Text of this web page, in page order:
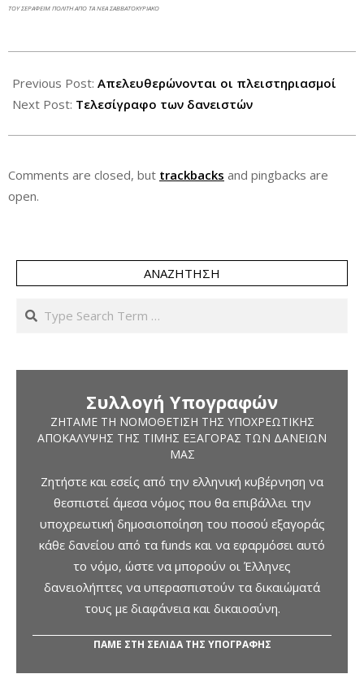
ΤΟΥ ΣΕΡΑΦΕΙΜ ΠΟΛΙΤΗ ΑΠΟ ΤΑ ΝΕΑ ΣΑΒΒΑΤΟΚΥΡΙΑΚΟ
11-
16
Previous Post: Απελευθερώνονται οι πλειστηριασμοί
Next Post: Τελεσίγραφο των δανειστών
Comments are closed, but trackbacks and pingbacks are
open.
ΑΝΑΖΉΤΗΣΗ
Search
Συλλογή Υπογραφών
ΖΗΤΆΜΕ ΤΗ ΝΟΜΟΘΈΤΙΣΗ ΤΗΣ ΥΠΟΧΡΕΩΤΙΚΉΣ
ΑΠΟΚΆΛΥΨΗΣ ΤΗΣ ΤΙΜΉΣ ΕΞΑΓΟΡΆΣ ΤΩΝ ΔΑΝΕΊΩΝ
ΜΑΣ
Ζητήστε και εσείς από την ελληνική κυβέρνηση να
θεσπιστεί άμεσα νόμος που θα επιβάλλει την
υποχρεωτική δημοσιοποίηση του ποσού εξαγοράς
κάθε δανείου από τα funds και να εφαρμόσει αυτό
το νόμο, ώστε να μπορούν οι Έλληνες
δανειολήπτες να υπερασπιστούν τα δικαιώματά
τους με διαφάνεια και δικαιοσύνη.
ΠΑΜΕ ΣΤΗ ΣΕΛΙΔΑ ΤΗΣ ΥΠΟΓΡΑΦΗΣ